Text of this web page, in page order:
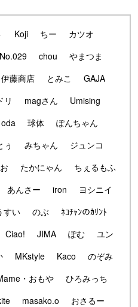
Koji ちー
カツオ
chou
やまつま
伊藤商店 とみこ
GAJA
リ magさん
Umising
oda 球体
ぽんちゃん
ぅ みちゃん
ジュンコ
たかにゃん
ちぇるもふ
あんさー iron
ヨシニイ
すい のぶ
ﾈｺﾁｬﾝのｶﾘﾝﾄ
Ciao! JIMA ぽむ
ユン
MKstyle Kaco
のぞみ
・おもや
ひろみっち
masako.o
おさるー